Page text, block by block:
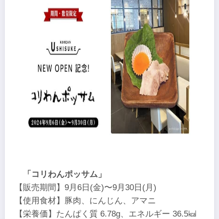
「コリわんポッサム」
【販売期間】9月6日(金)〜9月30日(月)
【使用食材】豚肉、にんじん、アマニ
【栄養価】たんぱく質 6.78g、エネルギー 36.5㎉